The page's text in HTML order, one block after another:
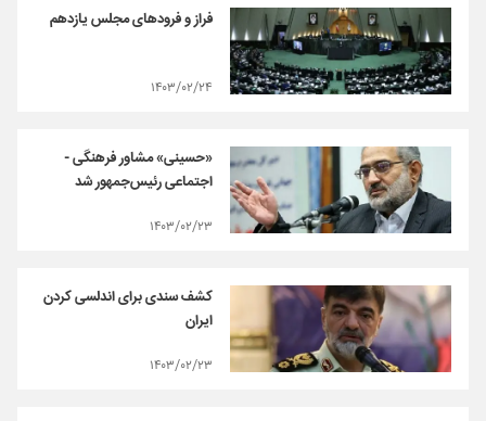
فراز و فرودهای مجلس یازدهم
۱۴۰۳/۰۲/۲۴
«حسینی» مشاور فرهنگی -
اجتماعی رئیس‌جمهور شد
۱۴۰۳/۰۲/۲۳
کشف سندی برای اندلسی کردن
ایران
۱۴۰۳/۰۲/۲۳